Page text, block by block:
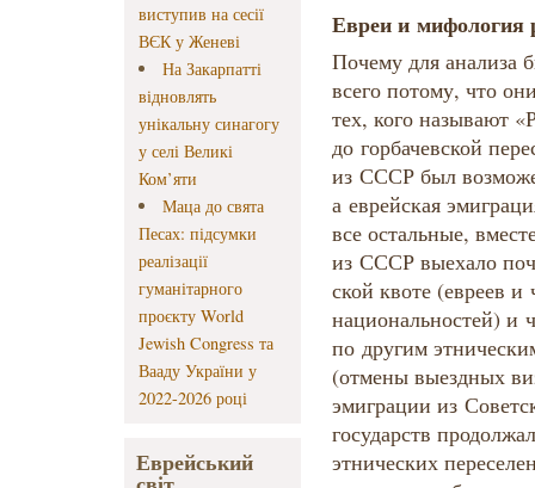
виступив на сесії
ВЄК у Женеві
На Закарпатті
відновлять
унікальну синагогу
у селі Великі
Ком’яти
Маца до свята
Песах: підсумки
реалізації
гуманітарного
проєкту World
Jewish Congress та
Вааду України у
2022-2026 році
Еврейський
Евреи и мифология
Почему для анализа
всего потому, что
тех, кого называют
до горбачевской
из СССР был
а еврейская
все остальные,
из СССР выехало
ской квоте (евреев
национальностей) и
по другим
(отмены выездных
эмиграции из
государств
этнических